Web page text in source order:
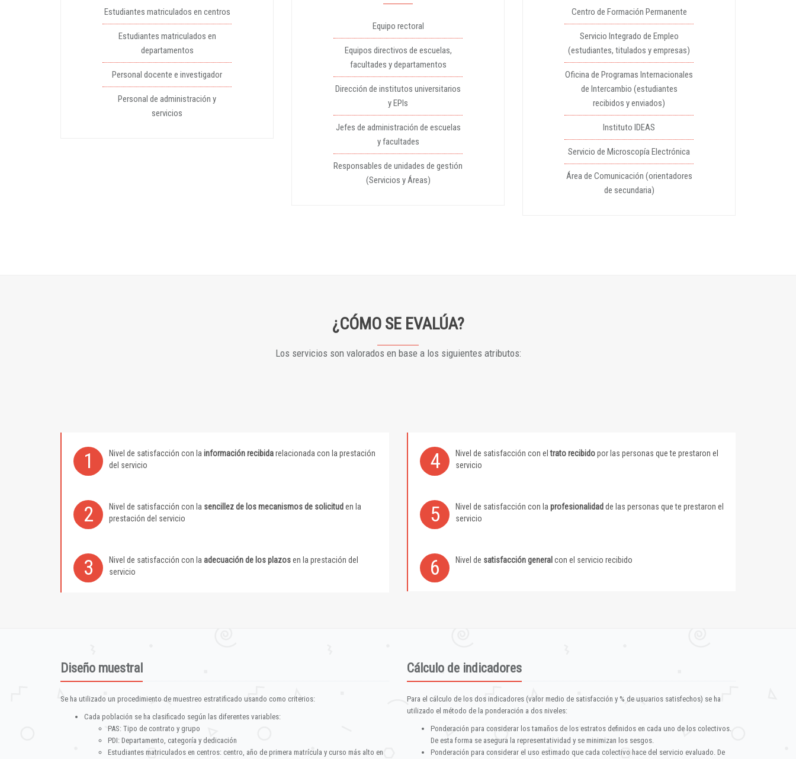
Estudiantes matriculados en centros
Estudiantes matriculados en
departamentos
Personal docente e investigador
Personal de administración y
servicios
Equipo rectoral
Equipos directivos de escuelas,
facultades y departamentos
Dirección de institutos universitarios
y EPIs
Jefes de administración de escuelas
y facultades
Responsables de unidades de gestión
(Servicios y Áreas)
Centro de Formación Permanente
Servicio Integrado de Empleo
(estudiantes, titulados y empresas)
Oficina de Programas Internacionales
de Intercambio (estudiantes
recibidos y enviados)
Instituto IDEAS
Servicio de Microscopía Electrónica
Área de Comunicación (orientadores
de secundaria)
¿CÓMO SE EVALÚA?
Los servicios son valorados en base a los siguientes atributos:
1 Nivel de satisfacción con la información recibidarelacionada con la prestación
del servicio
4 Nivel de satisfacción con eltrato recibidopor las personas que te prestaron el
servicio
2 Nivel de satisfacción con la sencillez de los mecanismos de solicitud en la
prestación del servicio
5 Nivel de satisfacción con la profesionalidad de las personas que te prestaron el
servicio
3 Nivel de satisfacción con la adecuación de los plazosen la prestación del
servicio
6 Nivel de satisfacción general con el servicio recibido
Diseño muestral
Se ha utilizado un procedimiento de muestreo estratificado usando como criterios:
Cada población se ha clasificado según las diferentes variables:
PAS: Tipo de contrato y grupo
PDI: Departamento, categoría y dedicación
Estudiantes matriculados en centros: centro, año de primera matrícula y curso más alto en
Cálculo de indicadores
Para el cálculo de los dos indicadores (valor medio de satisfacción y % de usuarios satisfechos) se ha
utilizado el método de la ponderación a dos niveles:
Ponderación para considerar los tamaños de los estratos definidos en cada uno de los colectivos.
De esta forma se asegura la representatividad y se minimizan los sesgos.
Ponderación para considerar el uso estimado que cada colectivo hace del servicio evaluado. De